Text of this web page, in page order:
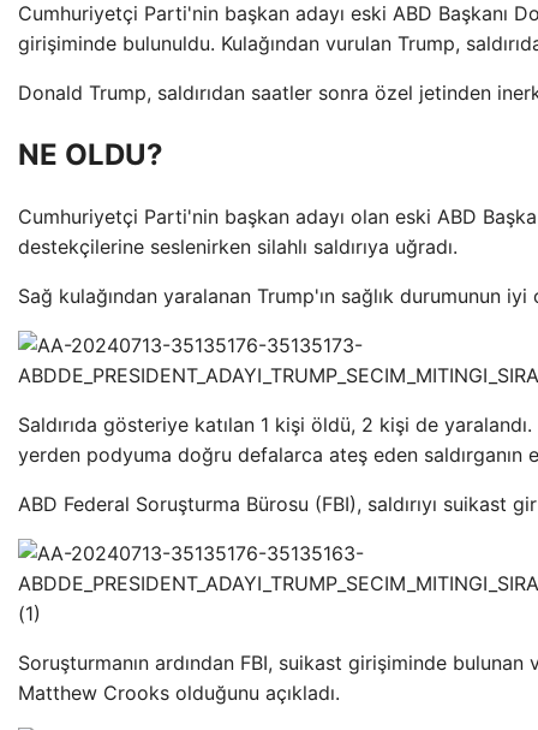
Cumhuriyetçi Parti'nin başkan adayı eski ABD Başkanı
girişiminde bulunuldu. Kulağından vurulan Trump,
Donald Trump, saldırıdan saatler sonra özel jetinden
NE OLDU?
Cumhuriyetçi Parti'nin başkan adayı olan eski ABD
destekçilerine seslenirken silahlı saldırıya uğradı.
Sağ kulağından yaralanan Trump'ın sağlık durumunun
Saldırıda gösteriye katılan 1 kişi öldü, 2 kişi de
yerden podyuma doğru defalarca ateş eden
ABD Federal Soruşturma Bürosu (FBI), saldırıyı suikast
Soruşturmanın ardından FBI, suikast girişiminde
Matthew Crooks olduğunu açıkladı.